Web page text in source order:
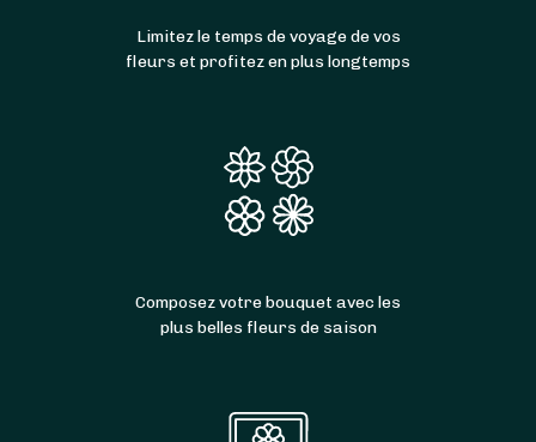
Limitez le temps de voyage de vos
fleurs et profitez en plus longtemps
Composez votre bouquet avec les
plus belles fleurs de saison